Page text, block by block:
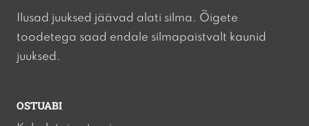
Ilusad juuksed jäävad alati silma. Õigete
toodetega saad endale silmapaistvalt kaunid
juuksed.
OSTUABI